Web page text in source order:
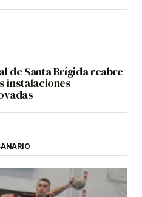
de Santa Brígida reabre
instalaciones